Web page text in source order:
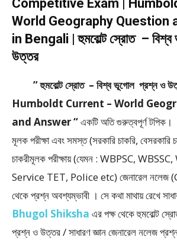
Competitive Exam |
World Geography Question
in Bengali | হুমবোল্ট স্রোত –
উত্তর
” হুমবোল্ট স্রোত – বিশ্ব ভূগোল প্রশ্ন ও
Humboldt Current – World
and Answer “একটি অতি গুরুত্বপূর্ণ টপিক।
মূলক পরীক্ষা এবং সমস্ত (সরকারি চাকরি, বেসরকারি
চাকরীমূলক পরীক্ষায় (যেমন : WBPSC,
Service TET, Police etc) জেনারেল নলেজ
থেকে প্রশ্ন অবশ্যম্ভাবী । সে কথা মাথায় রেখে
Bhugol Shiksha এর পক্ষ থেকে হুমবোল্ট
প্রশ্ন ও উত্তর / সাধারণ জ্ঞান জেনারেল নলেজ